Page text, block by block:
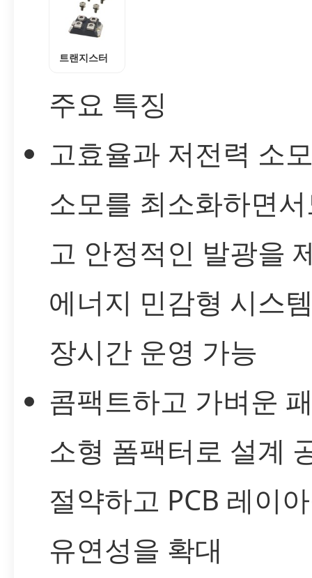
트랜지스터
주요 특징
고효율과 저전력 소
소모를 최소화하면
고 안정적인 발광을
에너지 민감형 시스
장시간 운영 가능
콤팩트하고 가벼운
소형 폼팩터로 설계
절약하고 PCB 레이
유연성을 확대